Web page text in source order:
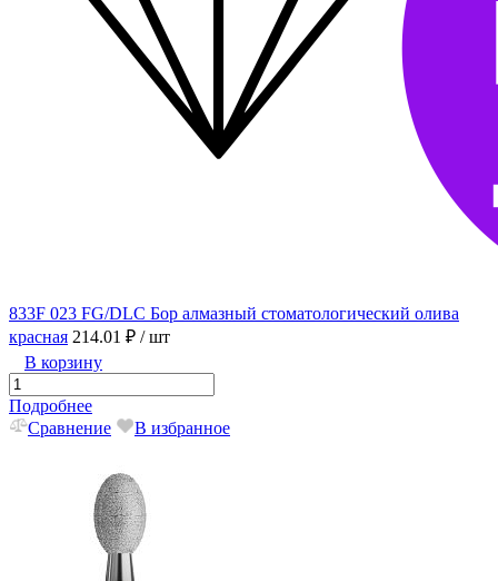
833F 023 FG/DLC Бор алмазный стоматологический олива
красная 214.01 ₽ / шт
В корзину
Подробнее
Сравнение
В избранное